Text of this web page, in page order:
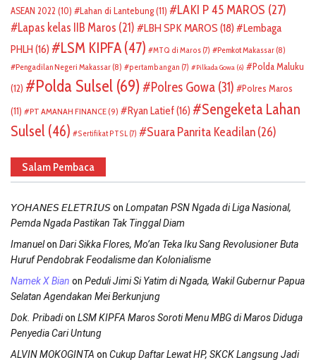
ASEAN 2022 (10) Lahan di Lantebung(11) LAKI P 45 MAROS (27)
Lapas kelas IIB Maros (21) LBH SPK MAROS (18)
Lembaga
PHLH (16) LSM KIPFA (47) MTQ di Maros (7) Pemkot Makassar (8)
Pengadilan Negeri Makassar (8) pertambangan (7) Pilkada Gowa (6)
Polda Maluku
(12)
Polda Sulsel (69) Polres Gowa (31)
Polres Maros
(11)
PT AMANAH FINANCE(9) Ryan Latief(16)
Sengeketa Lahan
Sulsel (46) Sertifikat PTSL (7) Suara Panrita Keadilan(26)
Salam Pembaca
𝘠𝘖𝘏𝘈𝘕𝘌𝘚 𝘌𝘓𝘌𝘛𝘙𝘐𝘜𝘚on Lompatan PSN Ngada di Liga Nasional,
Pemda Ngada Pastikan Tak Tinggal Diam
Imanuelon Dari Sikka Flores, Mo’an Teka Iku Sang Revolusioner Buta
Huruf Pendobrak Feodalisme dan Kolonialisme
Namek X Bian on Peduli Jimi Si Yatim di Ngada, Wakil Gubernur Papua
Selatan Agendakan Mei Berkunjung
Dok. Pribadion LSM KIPFA Maros Soroti Menu MBG di Maros Diduga
Penyedia Cari Untung
ALVIN MOKOGINTA on Cukup Daftar Lewat HP, SKCK Langsung Jadi